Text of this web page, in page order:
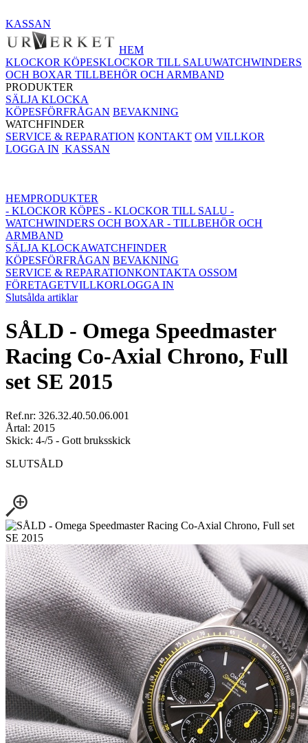
KASSAN
HEM
KLOCKOR KÖPESKLOCKOR TILL SALUWATCHWINDERS
OCH BOXAR TILLBEHÖR OCH ARMBAND
PRODUKTER
SÄLJA KLOCKA
KÖPESFÖRFRÅGAN BEVAKNING
WATCHFINDER
SERVICE & REPARATION KONTAKT OM VILLKOR
LOGGA IN KASSAN
HEMPRODUKTER
- KLOCKOR KÖPES - KLOCKOR TILL SALU -
WATCHWINDERS OCH BOXAR - TILLBEHÖR OCH
ARMBAND
SÄLJA KLOCKAWATCHFINDER
KÖPESFÖRFRÅGAN BEVAKNING
SERVICE & REPARATIONKONTAKTA OSSOM
FÖRETAGETVILLKORLOGGA IN
Slutsålda artiklar
SÅLD - Omega Speedmaster
Racing Co-Axial Chrono, Full
set SE 2015
Ref.nr: 326.32.40.50.06.001
Årtal: 2015
Skick: 4-/5 - Gott bruksskick
SLUTSÅLD